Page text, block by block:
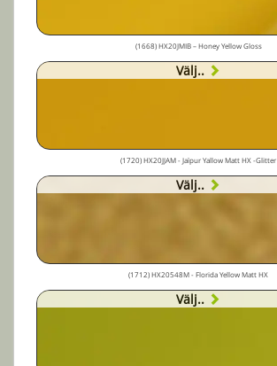
(1668) HX20JMIB – Honey Yellow Gloss
Välj..
(1720) HX20JJAM - Jaïpur Yallow Matt HX -Glitter
Välj..
(1712) HX20548M - Florida Yellow Matt HX
Välj..